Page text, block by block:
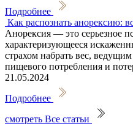
Подробнее
Как распознать анорексию:
Анорексия — это серьезное
характеризующееся
страхом набрать вес,
пищевого потребления и
21.05.2024
Подробнее
смотреть Все статьи